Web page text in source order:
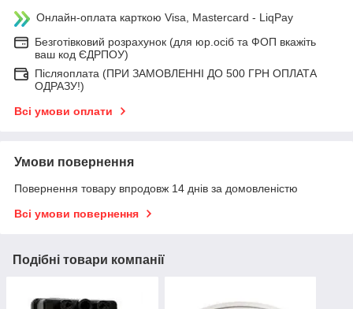
Онлайн-оплата карткою Visa, Mastercard - LiqPay
Безготівковий розрахунок (для юр.осіб та ФОП вкажіть
ваш код ЄДРПОУ)
Післяоплата (ПРИ ЗАМОВЛЕННІ ДО 500 ГРН ОПЛАТА
ОДРАЗУ!)
Всі умови оплати
Умови повернення
Повернення товару впродовж 14 днів за домовленістю
Всі умови повернення
Подібні товари компанії